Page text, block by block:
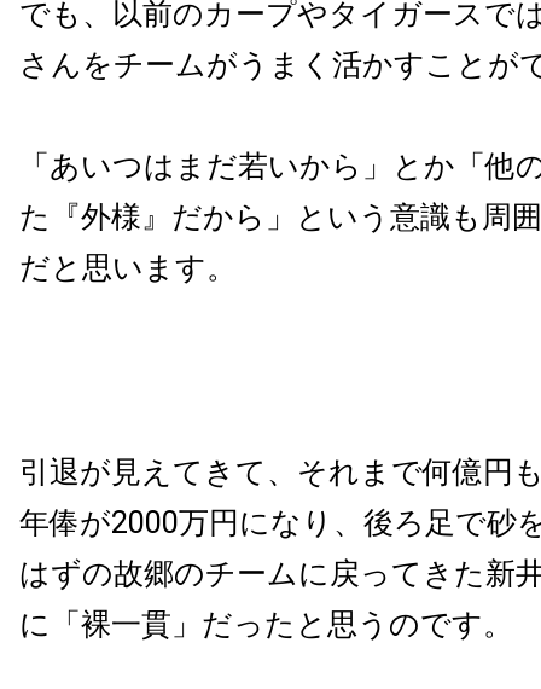
でも、以前のカープやタイガースで
さんをチームがうまく活かすことが
「あいつはまだ若いから」とか「他
た『外様』だから」という意識も周
だと思います。
引退が見えてきて、それまで何億円
年俸が2000万円になり、後ろ足で砂
はずの故郷のチームに戻ってきた新
に「裸一貫」だったと思うのです。